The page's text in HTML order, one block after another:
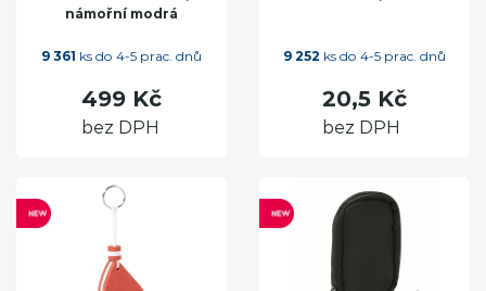
námořní modrá
9 361 ks do 4-5 prac. dnů
499 Kč
bez DPH
9 252 ks do 4-5 prac. dnů
20,5 Kč
bez DPH